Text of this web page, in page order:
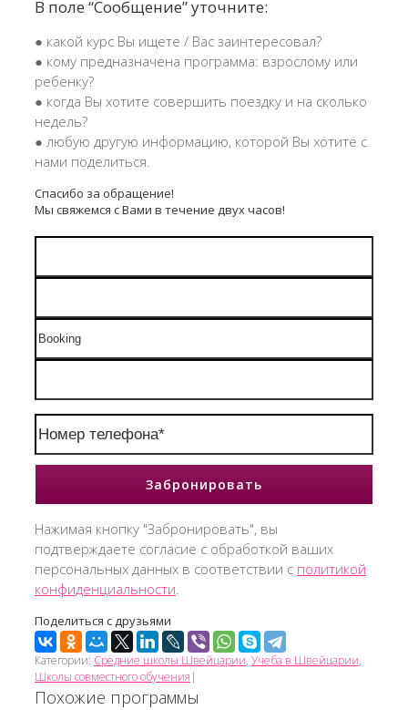
В поле “Сообщение” уточните:
● какой курс Вы ищете / Вас заинтересовал?
● кому предназначена программа: взрослому или
ребенку?
● когда Вы хотите совершить поездку и на сколько
недель?
● любую другую информацию, которой Вы хотите с
нами поделиться.
Спасибо за обращение!
Мы свяжемся с Вами в течение двух часов!
Нажимая кнопку "Забронировать", вы
подтверждаете согласие с обработкой ваших
персональных данных в соответствии с политикой
конфиденциальности.
Поделиться с друзьями
Категории: Средние школы Швейцарии, Учеба в Швейцарии,
Школы совместного обучения |
Похожие программы